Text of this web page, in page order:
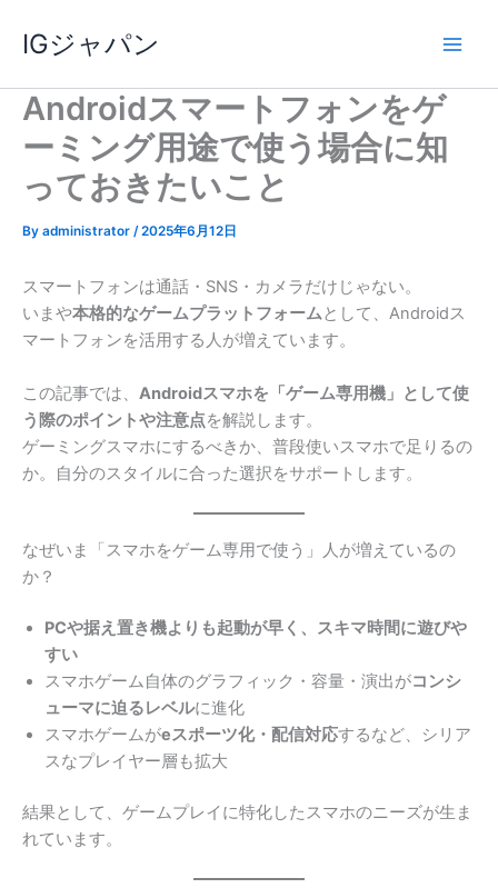
ス
IGジャパン
Androidスマートフォンをゲ
ーミング用途で使う場合に知
っておきたいこと
By administrator /2025年6月12日
スマートフォンは通話・SNS・カメラだけじゃない。
いまや本格的なゲームプラットフォームとして、Androidス
マートフォンを活用する人が増えています。
この記事では、 Androidスマホを「ゲーム専用機」として使
う際のポイントや注意点を解説します。
ゲーミングスマホにするべきか、普段使いスマホで足りるの
か。自分のスタイルに合った選択をサポートします。
なぜいま「スマホをゲーム専用で使う」人が増えているの
か？
PCや据え置き機よりも起動が早く、スキマ時間に遊びや
すい
スマホゲーム自体のグラフィック・容量・演出がコンシ
ューマに迫るレベルに進化
スマホゲームがeスポーツ化・配信対応するなど、シリア
スなプレイヤー層も拡大
結果として、ゲームプレイに特化したスマホのニーズが生ま
れています。